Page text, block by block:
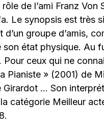
de l’ami Franz
Le synopsis est très
groupe d’amis,
état physique. Au
ceux qui ne
Pianiste » (2001) de
… Son
catégorie Meilleur